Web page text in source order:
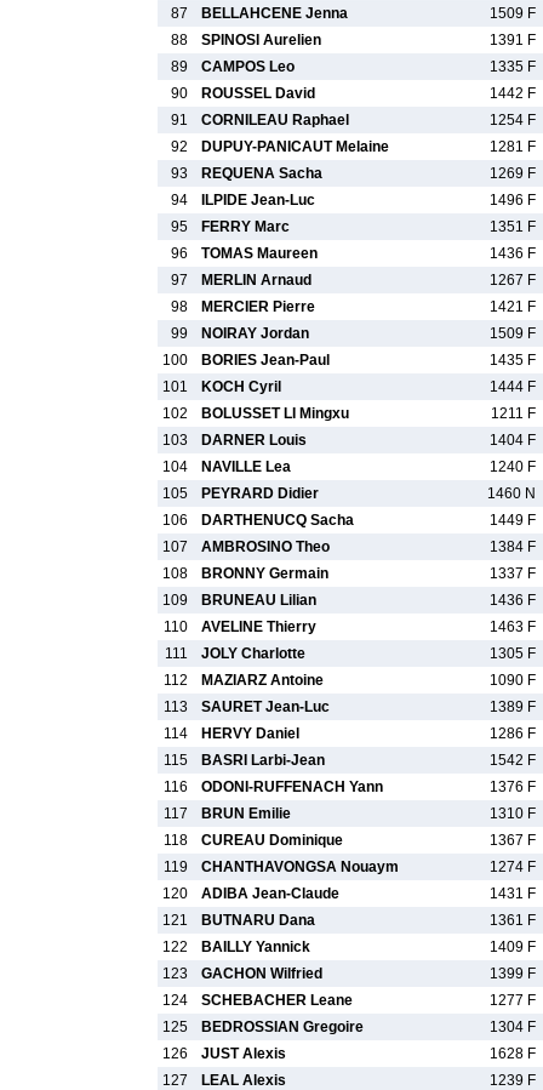
87
BELLAHCENE Jenna
1509 F
88
SPINOSI Aurelien
1391 F
89
CAMPOS Leo
1335 F
90
ROUSSEL David
1442 F
91
CORNILEAU Raphael
1254 F
92
DUPUY-PANICAUT Melaine
1281 F
93
REQUENA Sacha
1269 F
94
ILPIDE Jean-Luc
1496 F
95
FERRY Marc
1351 F
96
TOMAS Maureen
1436 F
97
MERLIN Arnaud
1267 F
98
MERCIER Pierre
1421 F
99
NOIRAY Jordan
1509 F
100
BORIES Jean-Paul
1435 F
101
KOCH Cyril
1444 F
102
BOLUSSET LI Mingxu
1211 F
103
DARNER Louis
1404 F
104
NAVILLE Lea
1240 F
105
PEYRARD Didier
1460 N
106
DARTHENUCQ Sacha
1449 F
107
AMBROSINO Theo
1384 F
108
BRONNY Germain
1337 F
109
BRUNEAU Lilian
1436 F
110
AVELINE Thierry
1463 F
111
JOLY Charlotte
1305 F
112
MAZIARZ Antoine
1090 F
113
SAURET Jean-Luc
1389 F
114
HERVY Daniel
1286 F
115
BASRI Larbi-Jean
1542 F
116
ODONI-RUFFENACH Yann
1376 F
117
BRUN Emilie
1310 F
118
CUREAU Dominique
1367 F
119
CHANTHAVONGSA Nouaym
1274 F
120
ADIBA Jean-Claude
1431 F
121
BUTNARU Dana
1361 F
122
BAILLY Yannick
1409 F
123
GACHON Wilfried
1399 F
124
SCHEBACHER Leane
1277 F
125
BEDROSSIAN Gregoire
1304 F
126
JUST Alexis
1628 F
127
LEAL Alexis
1239 F